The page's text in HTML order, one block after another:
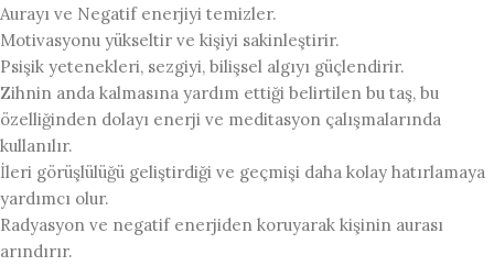
Aurayı ve Negatif enerjiyi temizler.
Motivasyonu yükseltir ve kişiyi sakinleştirir.
Psişik yetenekleri, sezgiyi, bilişsel algıyı güçlendirir.
Zihnin anda kalmasına yardım ettiği belirtilen bu taş, bu
özelliğinden dolayı enerji ve meditasyon çalışmalarında
kullanılır.
İleri görüşlülüğü geliştirdiği ve geçmişi daha kolay hatırlamaya
yardımcı olur.
Radyasyon ve negatif enerjiden koruyarak kişinin aurası
arındırır.